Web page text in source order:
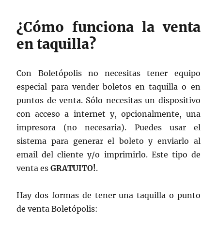
¿Cómo funciona la venta
en taquilla?
Con Boletópolis no necesitas tener equipo
especial para vender boletos en taquilla o en
puntos de venta. Sólo necesitas un dispositivo
con acceso a internet y, opcionalmente, una
impresora (no necesaria). Puedes usar el
sistema para generar el boleto y enviarlo al
email del cliente y/o imprimirlo. Este tipo de
venta esGRATUITO!.
Hay dos formas de tener una taquilla o punto
de venta Boletópolis: